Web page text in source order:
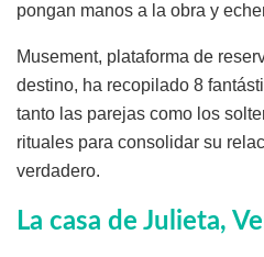
pongan manos a la obra y
Musement, plataforma de
destino, ha recopilado 8
tanto las parejas como los
rituales para consolidar su
verdadero.
La casa de Julieta,